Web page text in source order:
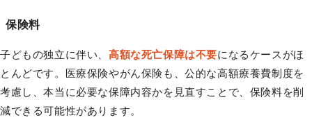
保険料
子どもの独立に伴い、 高額な死亡保障は不要になるケースがほ
とんどです。医療保険やがん保険も、公的な高額療養費制度を
考慮し、本当に必要な保障内容かを見直すことで、保険料を削
減できる可能性があります。